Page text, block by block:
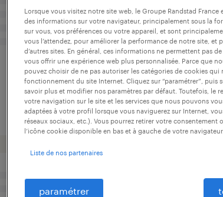
Lorsque vous visitez notre site web, le Groupe Randstad
des informations sur votre navigateur, principalement sous la
sur vous, vos préférences ou votre appareil, et sont
vous l’attendez, pour améliorer la performance de notre site, et
d’autres sites. En général, ces informations ne permettent pas
vous offrir une expérience web plus personnalisée. Parce que
pouvez choisir de ne pas autoriser les catégories de cookies
fonctionnement du site Internet. Cliquez sur “paramétrer”, puis
savoir plus et modifier nos paramètres par défaut. Toutefois, le
votre navigation sur le site et les services que nous pouvons
adaptées à votre profil lorsque vous naviguerez sur Internet,
réseaux sociaux, etc.). Vous pourrez retirer votre
l’icône cookie disponible en bas et à gauche de votre navigateur.
Liste de nos partenaires
paramétrer